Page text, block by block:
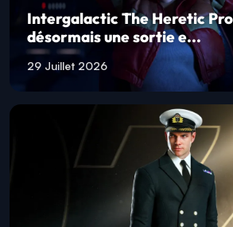
Intergalactic The Heretic
désormais une sortie e...
29 Juillet 2026